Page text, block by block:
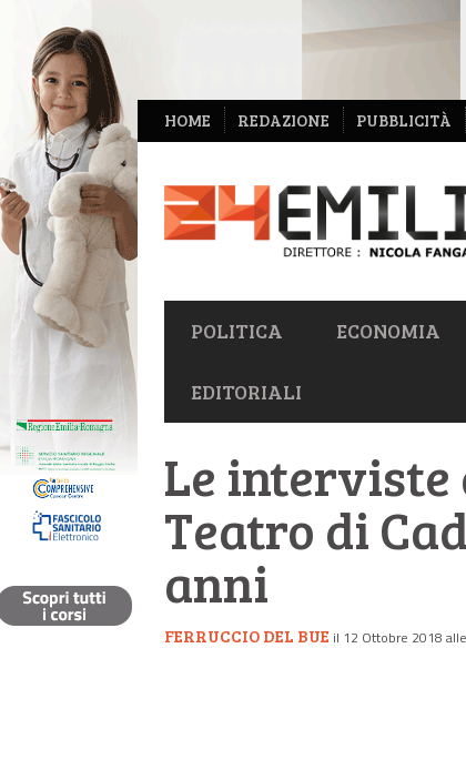
NAVIGAZIONE
SECONDARIA
HOME REDAZIONE PUBBLICITÀ
NAVIGAZIONE
PRIMARIA
POLITICA ECONOMIA
EDITORIALI
Le interviste
Teatro di
anni
FERRUCCIO DEL BUE il 12 Ottobre 2018